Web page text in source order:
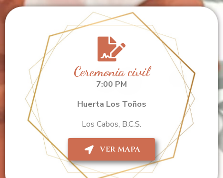
Ceremonia civil
7:00 PM
Huerta Los Toños
Los Cabos, B.C.S.
VER MAPA